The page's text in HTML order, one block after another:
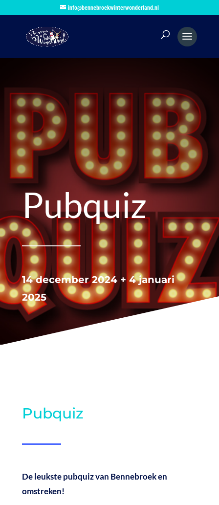
info@bennebroekwinterwonderland.nl
Pubquiz
14 december 2024 + 4 januari
2025
Pubquiz
De leukste pubquiz van Bennebroek en
omstreken!